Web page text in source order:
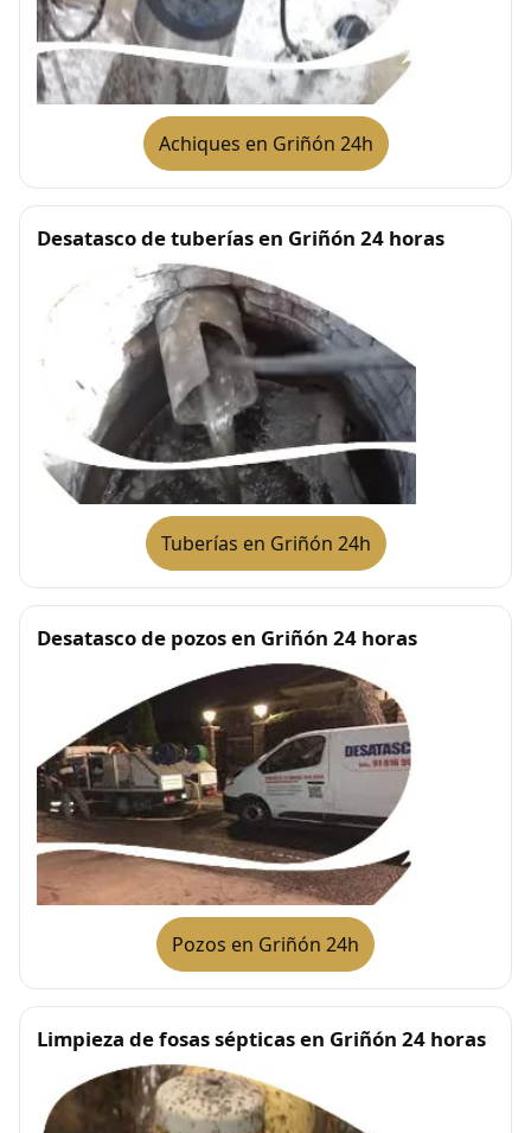
Achiques en Griñón 24h
Desatasco de tuberías en Griñón 24 horas
Tuberías en Griñón 24h
Desatasco de pozos en Griñón 24 horas
Pozos en Griñón 24h
Limpieza de fosas sépticas en Griñón 24 horas